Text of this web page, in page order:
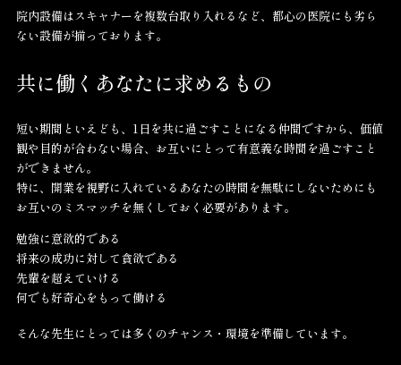
院内設備はスキャナーを複数台取り入れるなど、都心の医院にも劣ら
ない設備が揃っております。
共に働くあなたに求めるもの
短い期間といえども、1日を共に過ごすことになる仲間ですから、価値
観や目的が合わない場合、お互いにとって有意義な時間を過ごすこと
ができません。
特に、開業を視野に入れているあなたの時間を無駄にしないためにも
お互いのミスマッチを無くしておく必要があります。
勉強に意欲的である
将来の成功に対して貪欲である
先輩を超えていける
何でも好奇心をもって働ける
そんな先生にとっては多くのチャンス・環境を準備しています。